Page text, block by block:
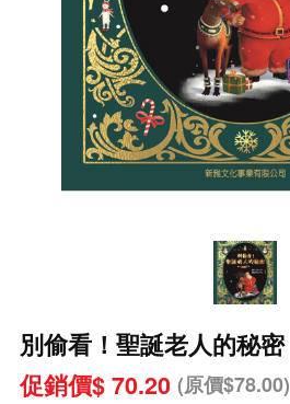
別偷看！聖誕老人的秘密
促銷價$ 70.20 (原價$78.00)